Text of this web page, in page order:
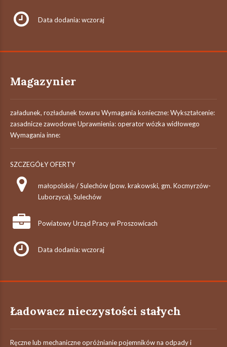
Data dodania: wczoraj
Magazynier
załadunek, rozładunek towaru Wymagania konieczne: Wykształcenie:
zasadnicze zawodowe Uprawnienia: operator wózka widłowego
Wymagania inne:
SZCZEGÓŁY OFERTY
małopolskie / Sulechów (pow. krakowski, gm. Kocmyrzów-
Luborzyca), Sulechów
Powiatowy Urząd Pracy w Proszowicach
Data dodania: wczoraj
Ładowacz nieczystości stałych
Ręczne lub mechaniczne opróżnianie pojemników na odpady i